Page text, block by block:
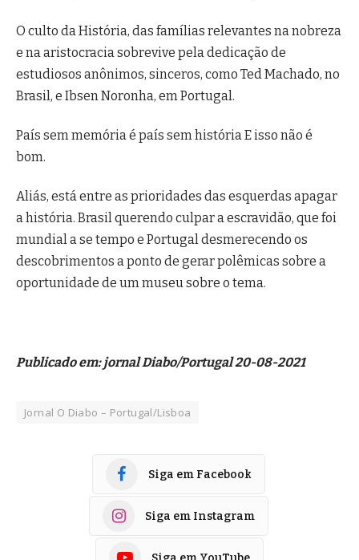
O culto da História, das famílias relevantes na nobreza
e na aristocracia sobrevive pela dedicação de
estudiosos anônimos, sinceros, como Ted Machado, no
Brasil, e Ibsen Noronha, em Portugal.
País sem memória é país sem história E isso não é
bom.
Aliás, está entre as prioridades das esquerdas apagar
a história. Brasil querendo culpar a escravidão, que foi
mundial a se tempo e Portugal desmerecendo os
descobrimentos a ponto de gerar polêmicas sobre a
oportunidade de um museu sobre o tema.
Publicado em: jornal Diabo/Portugal 20-08-2021
Jornal O Diabo – Portugal/Lisboa
Siga em Facebook
Siga em Instagram